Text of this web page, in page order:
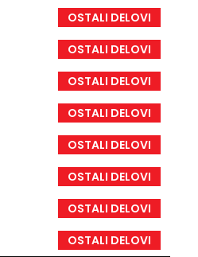
OSTALI DELOVI
OSTALI DELOVI
OSTALI DELOVI
OSTALI DELOVI
OSTALI DELOVI
OSTALI DELOVI
OSTALI DELOVI
OSTALI DELOVI